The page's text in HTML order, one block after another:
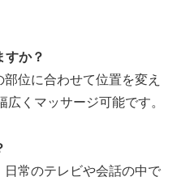
すか？
位に合わせて位置を変え
くマッサージ可能です。
常のテレビや会話の中で